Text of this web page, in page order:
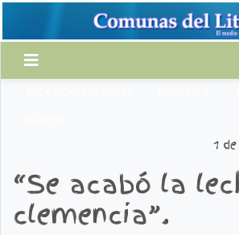
1
“Se acabó la
clemencia”.